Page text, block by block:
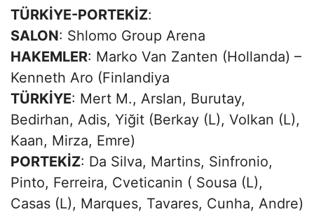
TÜRKİYE-PORTEKİZ:
SALON: Shlomo Group Arena
HAKEMLER: Marko Van Zanten (Hollanda) –
Kenneth Aro (Finlandiya
TÜRKİYE: Mert M., Arslan, Burutay,
Bedirhan, Adis, Yiğit (Berkay (L), Volkan (L),
Kaan, Mirza, Emre)
PORTEKİZ: Da Silva, Martins, Sinfronio,
Pinto, Ferreira, Cveticanin ( Sousa (L),
Casas (L), Marques, Tavares, Cunha, Andre)